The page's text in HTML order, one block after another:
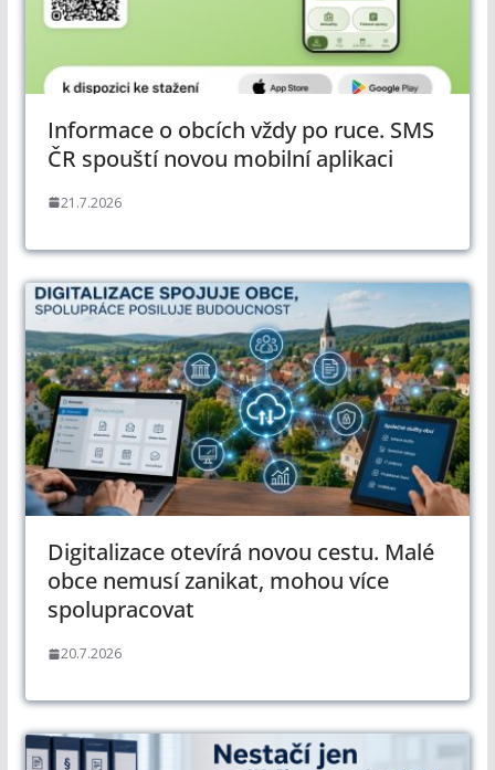
Informace o obcích vždy po ruce. SMS
ČR spouští novou mobilní aplikaci
21.7.2026
Digitalizace otevírá novou cestu. Malé
obce nemusí zanikat, mohou více
spolupracovat
20.7.2026